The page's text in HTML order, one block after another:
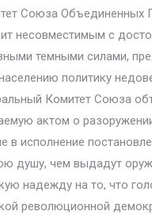
Союза Объединенных
несовместимым с
темными силами,
политику
Комитет Союза
актом о
в исполнение
душу, чем выдадут
надежду на то, что
революционной